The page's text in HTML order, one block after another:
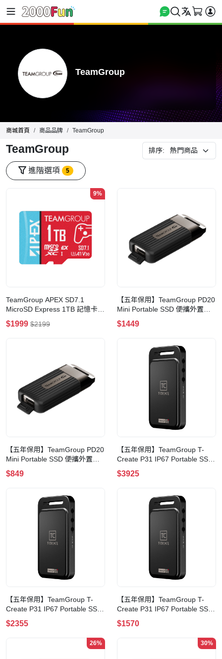
TeamGroup
商城首頁 商品品牌 TeamGroup
TeamGroup 排序:
進階選項 5
9%
TeamGroup APEX SD7.1
MicroSD Express 1TB 記憶卡
(適用於Nintendo Switch 2)
(1TB)
$1999 $2199
【五年保用】TeamGroup PD20
Mini Portable SSD 便攜外置
SSD硬盤(2TB)
$1449
【五年保用】TeamGroup PD20
Mini Portable SSD 便攜外置
SSD硬盤(1TB)
$849
【五年保用】TeamGroup T-
Create P31 IP67 Portable SSD
便攜外置SSD硬盤(4TB)
$3925
【五年保用】TeamGroup T-
Create P31 IP67 Portable SSD
便攜外置SSD硬盤(2TB)
$2355
【五年保用】TeamGroup T-
Create P31 IP67 Portable SSD
便攜外置SSD硬盤(1TB)
$1570
26% 30%